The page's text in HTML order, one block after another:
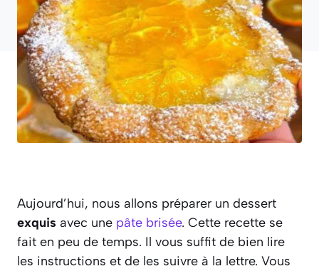
Aujourd’hui, nous allons préparer un dessert
exquis avec une pâte brisée. Cette recette se
fait en peu de temps. Il vous suffit de bien lire
les instructions et de les suivre à la lettre. Vous